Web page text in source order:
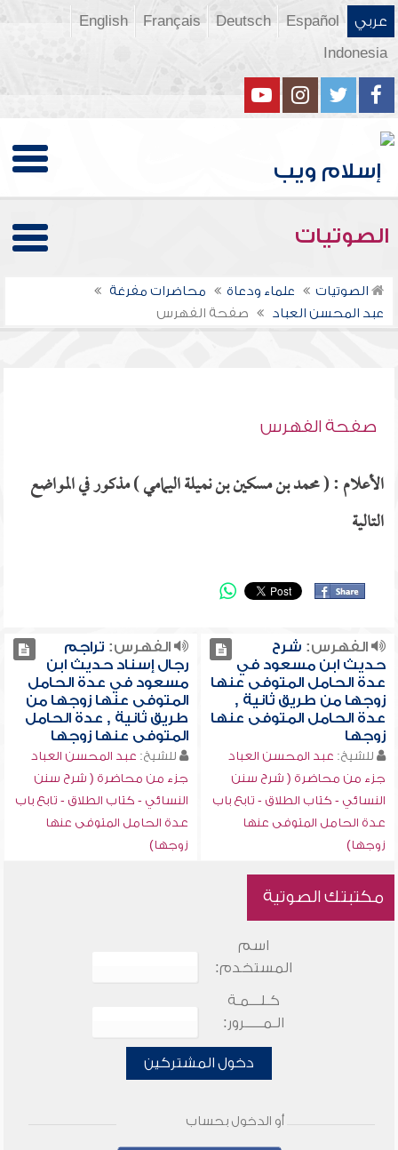
عربي Español
Deutsch
Français
English
Indonesia
الصوتيات
الصوتيات علماء ودعاة
محاضرات مفرغة
عبد المحسن العباد
صفحة الفهرس
صفحة الفهرس
الأعلام : ( محمد بن مسكين بن نميلة اليمامي ) مذكور في المواضع
التالية
الفهرس: شرح
حديث ابن مسعود في
عدة الحامل المتوفى عنها
زوجها من طريق ثانية ,
عدة الحامل المتوفى عنها
زوجها
للشيخ: عبد المحسن العباد
جزء من محاضرة ( شرح سنن
النسائي - كتاب الطلاق - تابع باب
عدة الحامل المتوفى عنها
زوجها)
الفهرس: تراجم
رجال إسناد حديث ابن
مسعود في عدة الحامل
المتوفى عنها زوجها من
طريق ثانية , عدة الحامل
المتوفى عنها زوجها
للشيخ: عبد المحسن العباد
جزء من محاضرة ( شرح سنن
النسائي - كتاب الطلاق - تابع باب
عدة الحامل المتوفى عنها
زوجها)
مكتبتك الصوتية
اسم
المستخدم:
كـلـــمـة
الـمـــــرور:
دخول المشتركين
أو الدخول بحساب